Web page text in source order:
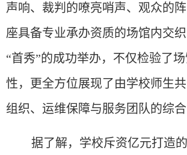
声响、裁判的嘹亮哨声、观众的
座具备专业承办资质的场馆内交
“首秀”的成功举办，不仅检验了
性，更全方位展现了由学校师生
组织、运维保障与服务团队的综合
据了解，学校斥资亿元打造